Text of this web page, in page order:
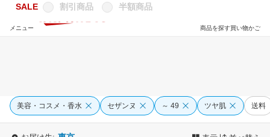
買い物かご
商品を探す
メニュー
SALE 割引商品 半額商品
美容・コスメ・香水 セザンヌ ～ 49 ツヤ肌 送料